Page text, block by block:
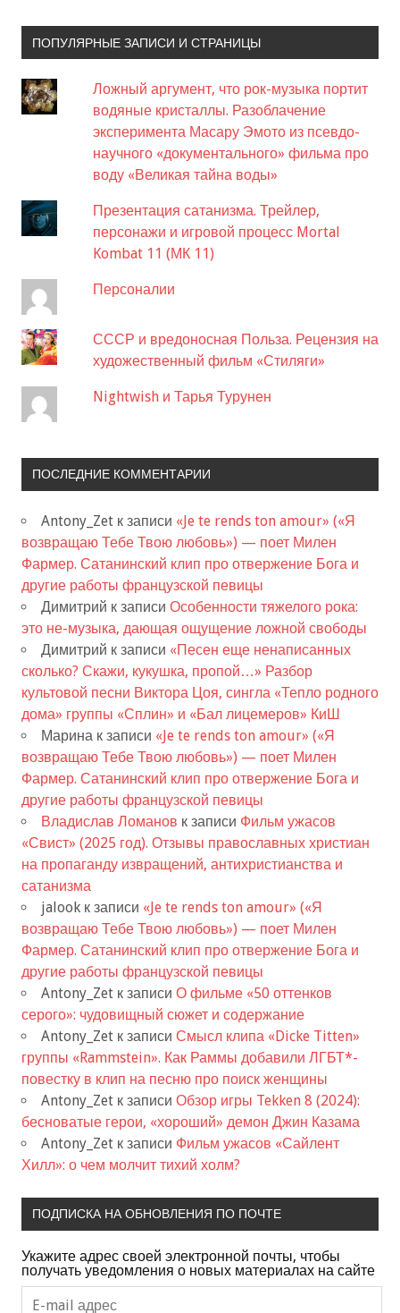
ПОПУЛЯРНЫЕ ЗАПИСИ И СТРАНИЦЫ
Ложный аргумент, что рок-музыка портит
водяные кристаллы. Разоблачение
эксперимента Масару Эмото из псевдо-
научного «документального» фильма про
воду «Великая тайна воды»
Презентация сатанизма. Трейлер,
персонажи и игровой процесс Mortal
Kombat 11 (МК 11)
Персоналии
СССР и вредоносная Польза. Рецензия на
художественный фильм «Стиляги»
Nightwish и Тарья Турунен
ПОСЛЕДНИЕ КОММЕНТАРИИ
Antony_Zet к записи «Je te rends ton amour» («Я
возвращаю Тебе Твою любовь») — поет Милен
Фармер. Сатанинский клип про отвержение Бога и
другие работы французской певицы
Димитрий к записи Особенности тяжелого рока:
это не-музыка, дающая ощущение ложной свободы
Димитрий к записи «Песен еще ненаписанных
сколько? Скажи, кукушка, пропой…» Разбор
культовой песни Виктора Цоя, сингла «Тепло родного
дома» группы «Сплин» и «Бал лицемеров» КиШ
Марина к записи «Je te rends ton amour» («Я
возвращаю Тебе Твою любовь») — поет Милен
Фармер. Сатанинский клип про отвержение Бога и
другие работы французской певицы
Владислав Ломанов к записи Фильм ужасов
«Свист» (2025 год). Отзывы православных христиан
на пропаганду извращений, антихристианства и
сатанизма
jalook к записи «Je te rends ton amour» («Я
возвращаю Тебе Твою любовь») — поет Милен
Фармер. Сатанинский клип про отвержение Бога и
другие работы французской певицы
Antony_Zet к записи О фильме «50 оттенков
серого»: чудовищный сюжет и содержание
Antony_Zet к записи Смысл клипа «Dicke Titten»
группы «Rammstein». Как Раммы добавили ЛГБТ*-
повестку в клип на песню про поиск женщины
Antony_Zet к записи Обзор игры Tekken 8 (2024):
бесноватые герои, «хороший» демон Джин Казама
Antony_Zet к записи Фильм ужасов «Сайлент
Хилл»: о чем молчит тихий холм?
ПОДПИСКА НА ОБНОВЛЕНИЯ ПО ПОЧТЕ
Укажите адрес своей электронной почты, чтобы
получать уведомления о новых материалах на сайте
E-
mail